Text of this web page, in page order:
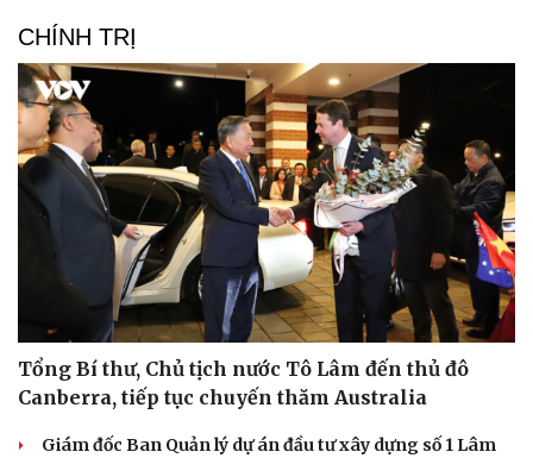
CHÍNH TRỊ
Tổng Bí thư, Chủ tịch nước Tô Lâm đến thủ đô
Canberra, tiếp tục chuyến thăm Australia
Giám đốc Ban Quản lý dự án đầu tư xây dựng số 1 Lâm